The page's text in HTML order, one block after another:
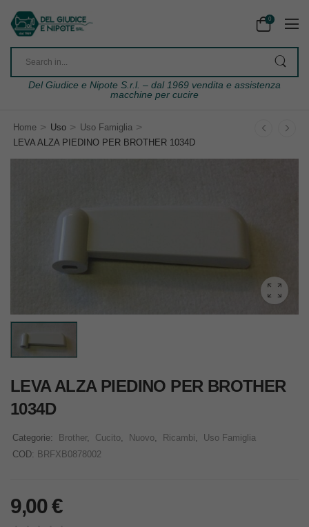
0
Del Giudice e Nipote S.r.l. – dal 1969 vendita e assistenza
macchine per cucire
Home > Uso > Uso Famiglia >
LEVA ALZA PIEDINO PER BROTHER 1034D
LEVA ALZA PIEDINO PER BROTHER
1034D
Categorie: Brother, Cucito Nuovo Ricambi
Uso Famiglia
COD: BRFXB0878002
9,00€